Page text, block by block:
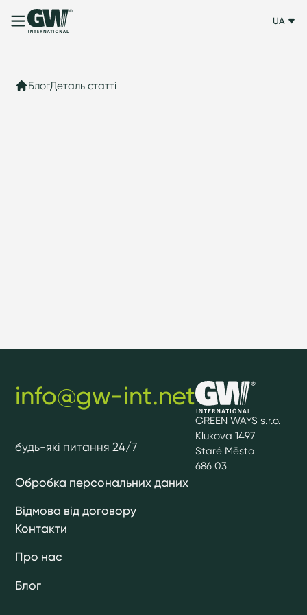
UA
БлогДеталь статті
GREEN WAYS s.r.o.
Klukova 1497
Staré Město
686 03
Обробка персональних даних
Відмова від договору
Контакти
Про нас
Блог
info@gw-int.net
будь-які питання 24/7